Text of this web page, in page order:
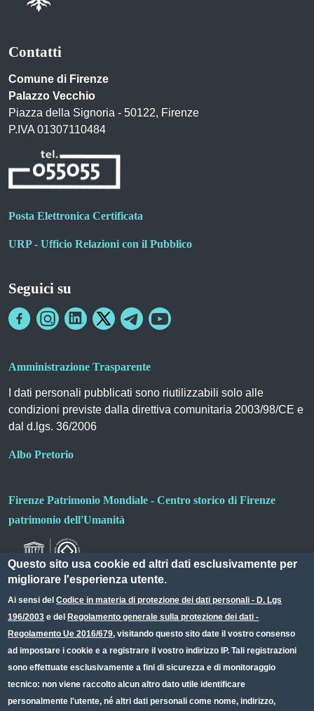
Contatti
Comune di Firenze
Palazzo Vecchio
Piazza della Signoria - 50122, Firenze
P.IVA 01307110484
Posta Elettronica Certificata
URP - Ufficio Relazioni con il Pubblico
Seguici su
Amministrazione Trasparente
I dati personali pubblicati sono riutilizzabili solo alle
condizioni previste dalla direttiva comunitaria 2003/98/CE e
dal d.lgs. 36/2006
Albo Pretorio
Firenze Patrimonio Mondiale - Centro storico di Firenze
patrimonio dell'Umanità
Small prints
Useful links section
Redazione web
Privacy
Note legali
Questo sito usa cookie ed altri dati esclusivamente per
migliorare l'esperienza utente.
Ai sensi delCodice in materia di protezione dei dati personali - D. Lgs
196/2003 e del Regolamento generale sulla protezione dei dati -
Regolamento Ue 2016/679, visitando questo sito date il vostro consenso
ad impostare i cookie e a registrare il vostro indirizzo IP. Tali registrazioni
sono effettuate esclusivamente a fini di sicurezza e di monitoraggio
tecnico: non viene raccolto alcun altro dato utile identificare
personalmente l'utente, né altri dati personali come nome, indirizzo,